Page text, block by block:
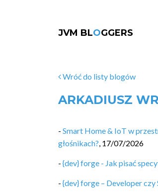
JVM BLOGGERS
Wróć do listy blogów
ARKADIUSZ
- Smart Home & IoT w
głośnikach?, 17/07/2026
- {dev} forge - Jak pisać
- {dev} forge – Developer